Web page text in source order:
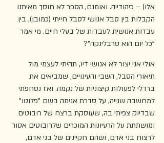
אלו) – כיהודייה. ואומנם, הספר לא חוסך מאיתנו
הקבלות בין סבל אנושי לסבל חייתי (כמובן), בין
עבדות אנושית לעבדות של בעלי חיים. מי אמר
"כל יום הוא טרבלינקה"?
אולי אני יצור לא אנושי דיו, תהיתי לעצמי מול
תיאורי הסבל, השבי והעינויים, שמביאים את
ברדלי לפעולות קיצוניות של נקמה. ואז נסחפתי
למחשבה שנייה, על סדרת אנימה בשם "פלוטו"
שבדיוק צפיתי בה, שעוסקת ברצח של רובוטים
ומושתתת על הרעיונות המוכרים שלרובוטים אסור
לרצוח בני אדם, ושהם חקיינים של בני אדם,